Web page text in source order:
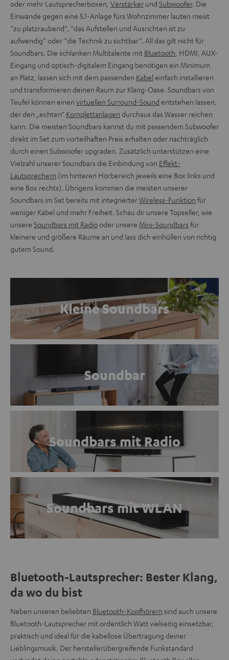
oder mehr Lautsprecherboxen, Verstärker und Subwoofer. Die
Einwände gegen eine 5.1-Anlage fürs Wohnzimmer lauten meist
“zu platzraubend”, “das Aufstellen und Ausrichten ist zu
aufwendig” oder “die Technik zu sichtbar”. All das gilt nicht für
Soundbars. Die schlanken Multitalente mit Bluetooth , HDMI, AUX-
Eingang und optisch-digitalem Eingang benötigen ein Minimum
an Platz, lassen sich mit dem passenden Kabel einfach installieren
und transformieren deinen Raum zur Klang-Oase. Soundbars von
Teufel können einen virtuellen Surround-Sound entstehen lassen,
der den „echten“ Komplettanlagen durchaus das Wasser reichen
kann. Die meisten Soundbars kannst du mit passendem Subwoofer
direkt im Set zum vorteilhaften Preis erhalten oder nachträglich
durch einen Subwoofer upgraden. Zusätzlich unterstützen eine
Vielzahl unserer Soundbars die Einbindung von Effekt-
Lautsprechern (im hinteren Hörbereich jeweils eine Box links und
eine Box rechts). Übrigens kommen die meisten unserer
Soundbars im Set bereits mit integrierterWireless-Funktion für
weniger Kabel und mehr Freiheit. Schau dir unsere Topseller, wie
unsere Soundbars mit Radiooder unsere Mini-Soundbars für
kleinere und größere Räume an und lass dich einhüllen von richtig
gutem Sound.
Kleine Soundbars
Soundbar
Soundbars mit Radio
Soundbars mit WLAN
Bluetooth-Lautsprecher: Bester Klang,
da wo du bist
Neben unseren beliebten Bluetooth-Kopfhörern sind auch unsere
Bluetooth-Lautsprecher mit ordentlich Watt vielseitig einsetzbar,
praktisch und ideal für die kabellose Übertragung deiner
Lieblingsmusik. Der herstellerübergreifende Funkstandard